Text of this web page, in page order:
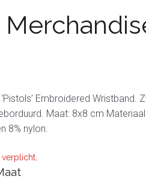
Embroidered Wristband.
Maat: 8x8 cm
8% nylon.